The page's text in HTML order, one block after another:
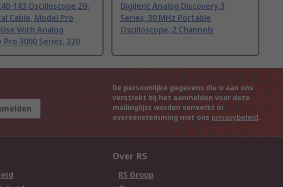
143 Oscilloscope 20-
Cable, Model Pro
With Analog
Pro 3000 Series, 220
Digilent Analog Discovery 3
Series, 30 MHz Portable
Oscilloscope, 2 Channels
De persoonlijke gegevens die u aan ons
verstrekt bij het aanmelden voor deze
mailinglijst worden verwerkt in
overeenstemming met ons privacybeleid.
Over RS
RS Group